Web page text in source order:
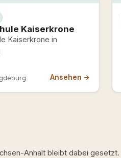
Kaiserkrone
Kaiserkrone in
Ansehen →
Anhalt bleibt dabei gesetzt.